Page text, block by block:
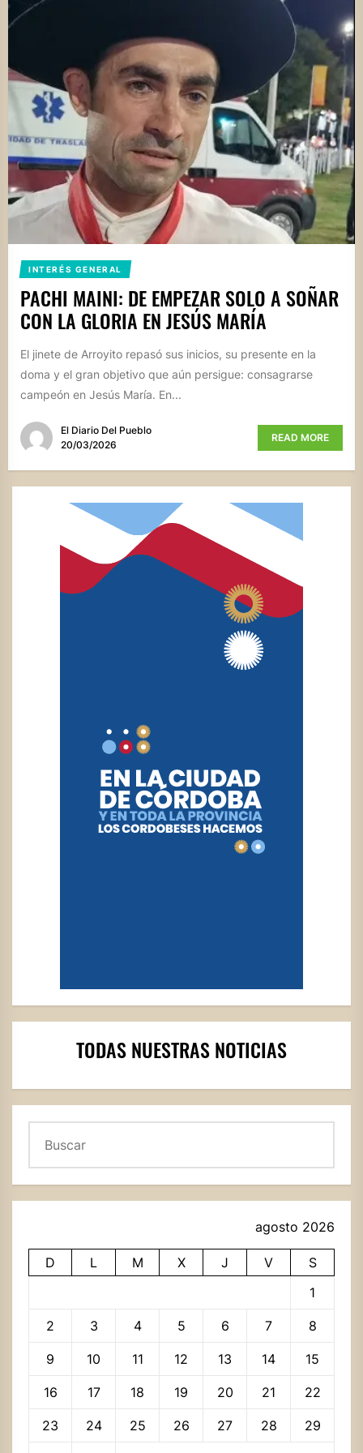
INTERÉS GENERAL
PACHI MAINI: DE EMPEZAR SOLO A SOÑAR
CON LA GLORIA EN JESÚS MARÍA
El jinete de Arroyito repasó sus inicios, su presente en la
doma y el gran objetivo que aún persigue: consagrarse
campeón en Jesús María. En...
El Diario Del Pueblo
20/03/2026
READ MORE
TODAS NUESTRAS NOTICIAS
agosto 2026
D L M X J V
S
1
2 3 4 5 6 7 8
9 10 11 12 13 14 15
16 17 18 19 20 21 22
23 24 25 26 27 28 29